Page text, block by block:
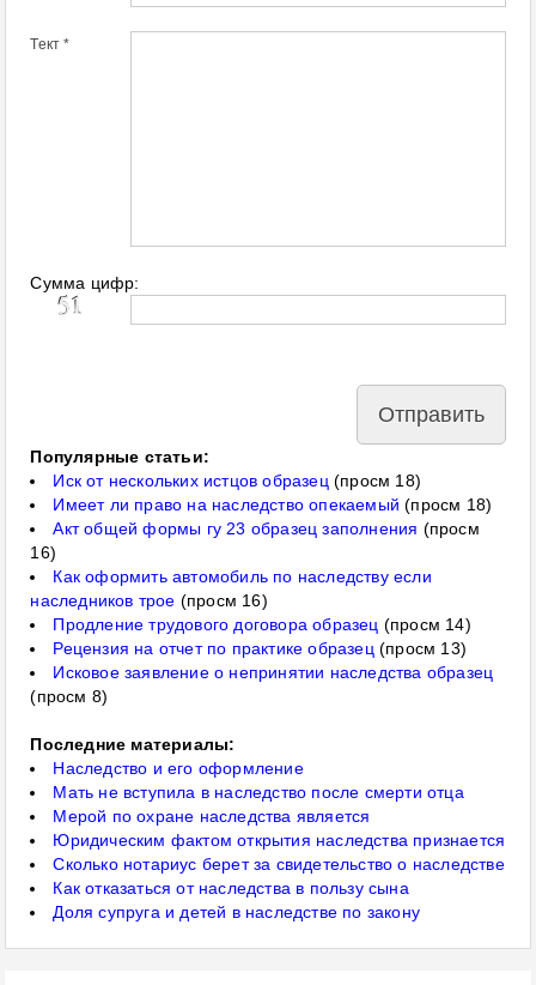
Тект *
Сумма цифр:
Популярные статьи:
Иск от нескольких истцов образец(просм 18)
Имеет ли право на наследство опекаемый (просм 18)
Акт общей формы гу 23 образец заполнения (просм
16)
Как оформить автомобиль по наследству если
наследников трое (просм 16)
Продление трудового договора образец (просм 14)
Рецензия на отчет по практике образец(просм 13)
Исковое заявление о непринятии наследства образец
(просм 8)
Последние материалы:
Наследство и его оформление
Мать не вступила в наследство после смерти отца
Мерой по охране наследства является
Юридическим фактом открытия наследства признается
Сколько нотариус берет за свидетельство о наследстве
Как отказаться от наследства в пользу сына
Доля супруга и детей в наследстве по закону